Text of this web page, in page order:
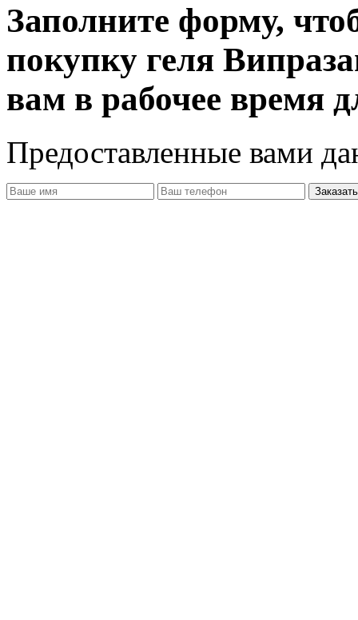
Заполните форму,
покупку геля
вам в рабочее время
Предоставленные вами